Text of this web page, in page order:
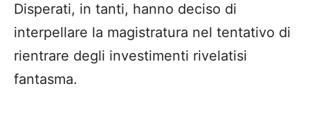
Disperati, in tanti, hanno deciso di
interpellare la magistratura nel tentativo di
rientrare degli investimenti rivelatisi
fantasma.